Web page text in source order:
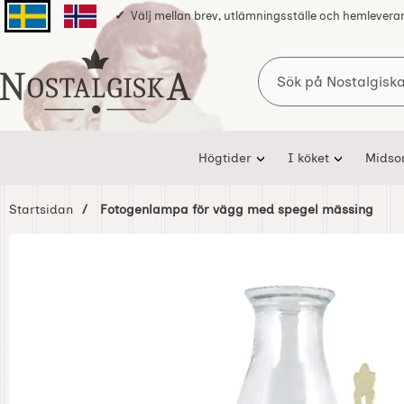
Svenska sidanNorska sidan
Välj mellan brev, utlämningsställe och
Startsidan för Nostalgiska
Sök
Högtider I köket
Startsidan Fotogenlampa för vägg med spegel mässing